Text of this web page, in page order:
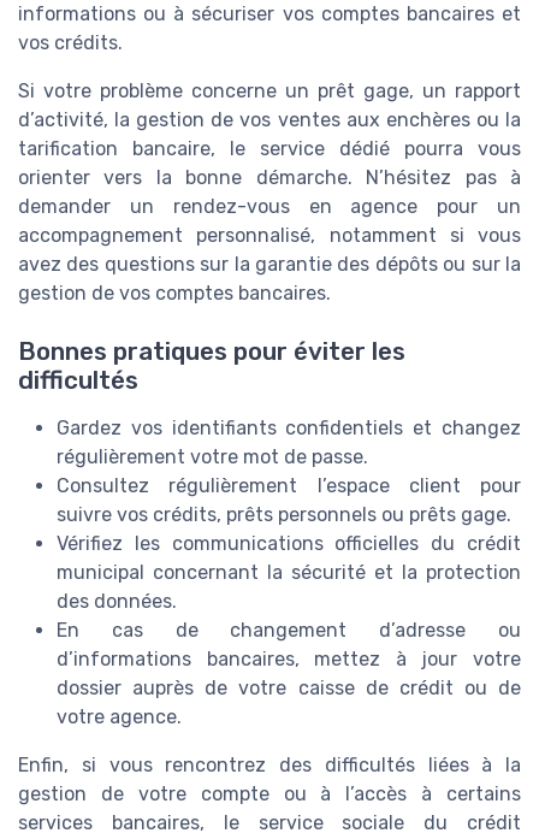
informations ou à sécuriser vos comptes bancaires et
vos crédits.
Si votre problème concerne un prêt gage, un rapport
d’activité, la gestion de vos ventes aux enchères ou la
tarification bancaire, le service dédié pourra vous
orienter vers la bonne démarche. N’hésitez pas à
demander un rendez-vous en agence pour un
accompagnement personnalisé, notamment si vous
avez des questions sur la garantie des dépôts ou sur la
gestion de vos comptes bancaires.
Bonnes pratiques pour éviter les
difficultés
Gardez vos identifiants confidentiels et changez
régulièrement votre mot de passe.
Consultez régulièrement l’espace client pour
suivre vos crédits, prêts personnels ou prêts gage.
Vérifiez les communications officielles du crédit
municipal concernant la sécurité et la protection
des données.
En cas de changement d’adresse ou
d’informations bancaires, mettez à jour votre
dossier auprès de votre caisse de crédit ou de
votre agence.
Enfin, si vous rencontrez des difficultés liées à la
gestion de votre compte ou à l’accès à certains
services bancaires, le service sociale du crédit